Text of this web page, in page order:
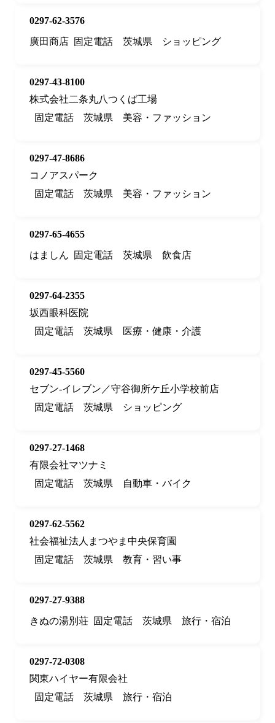
0297-62-3576
廣田商店 固定電話 茨城県 ショッピング
0297-43-8100
株式会社二条丸八つくば工場
固定電話
茨城県 美容・ファッション
0297-47-8686
コノアスパーク
固定電話
茨城県 美容・ファッション
0297-65-4655
はましん
固定電話 茨城県 飲食店
0297-64-2355
坂西眼科医院
固定電話
茨城県 医療・健康・介護
0297-45-5560
セブン‐イレブン／守谷御所ケ丘小学校前店
固定電話
茨城県 ショッピング
0297-27-1468
有限会社マツナミ
固定電話
茨城県 自動車・バイク
0297-62-5562
社会福祉法人まつやま中央保育園
固定電話
茨城県 教育・習い事
0297-27-9388
きぬの湯別荘 固定電話 茨城県 旅行・宿泊
0297-72-0308
関東ハイヤー有限会社
固定電話
茨城県 旅行・宿泊